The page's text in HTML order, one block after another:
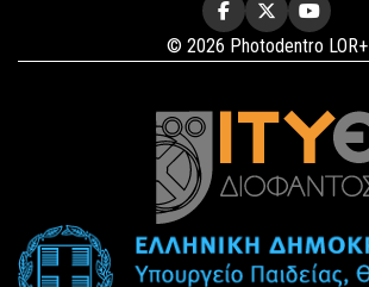
© 2026 Photodentro LOR+